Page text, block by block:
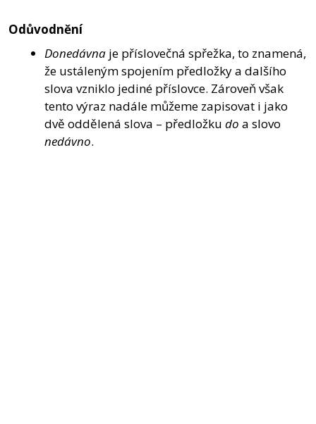
Odůvodnění
Donedávna je příslovečná spřežka, to znamená,
že ustáleným spojením předložky a dalšího
slova vzniklo jediné příslovce. Zároveň však
tento výraz nadále můžeme zapisovat i jako
dvě oddělená slova – předložku do a slovo
nedávno.